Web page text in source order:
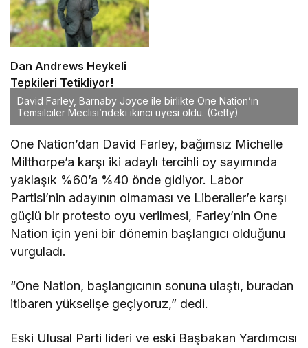
Dan Andrews Heykeli
Tepkileri Tetikliyor!
David Farley, Barnaby Joyce ile birlikte One Nation’ın
Temsilciler Meclisi’ndeki ikinci üyesi oldu. (Getty)
One Nation’dan David Farley, bağımsız Michelle
Milthorpe’a karşı iki adaylı tercihli oy sayımında
yaklaşık %60’a %40 önde gidiyor. Labor
Partisi’nin adayının olmaması ve Liberaller’e karşı
güçlü bir protesto oyu verilmesi, Farley’nin One
Nation için yeni bir dönemin başlangıcı olduğunu
vurguladı.
“One Nation, başlangıcının sonuna ulaştı, buradan
itibaren yükselişe geçiyoruz,” dedi.
Eski Ulusal Parti lideri ve eski Başbakan Yardımcısı